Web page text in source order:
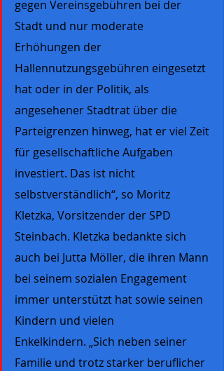
gegen Vereinsgebühren bei der
Stadt und nur moderate
Erhöhungen der
Hallennutzungsgebühren eingesetzt
hat oder in der Politik, als
angesehener Stadtrat über die
Parteigrenzen hinweg, hat er viel Zeit
für gesellschaftliche Aufgaben
investiert. Das ist nicht
selbstverständlich“, so Moritz
Kletzka, Vorsitzender der SPD
Steinbach. Kletzka bedankte sich
auch bei Jutta Möller, die ihren Mann
bei seinem sozialen Engagement
immer unterstützt hat sowie seinen
Kindern und vielen
Enkelkindern. „Sich neben seiner
Familie und trotz starker beruflicher